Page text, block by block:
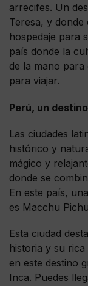
arrecifes. Un
Teresa, y donde
hospedaje para
país donde la
de la mano
para viajar.
Perú, un
Las ciudades
histórico y
mágico y
donde se
En este país,
es Macchu
Esta ciudad
historia y su
en este destino
Inca. Puedes